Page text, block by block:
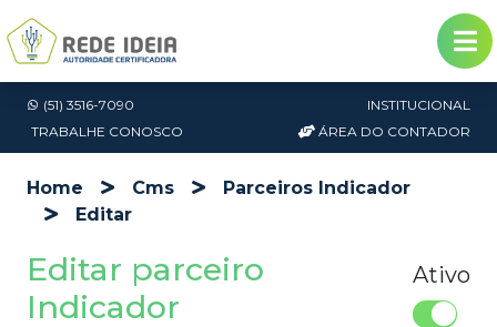
(51) 3516-7090
INSTITUCIONAL
TRABALHE CONOSCO
ÁREA DO CONTADOR
Home Cms
Parceiros Indicador
Editar
Editar parceiro
Indicador
Ativo